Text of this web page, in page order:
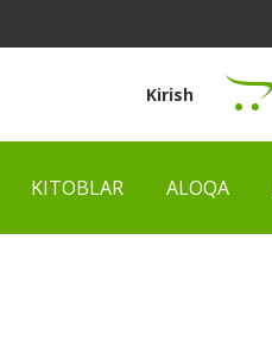
Kirish
Ko‘rish
KITOBLAR ALOQA